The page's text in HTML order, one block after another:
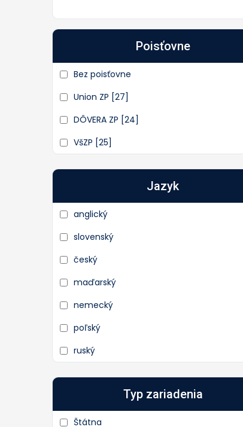
Poisťovne
Bez poisťovne
Union ZP [27]
DÔVERA ZP [24]
VšZP [25]
Jazyk
anglický
slovenský
český
maďarský
nemecký
poľský
ruský
Typ zariadenia
Štátna